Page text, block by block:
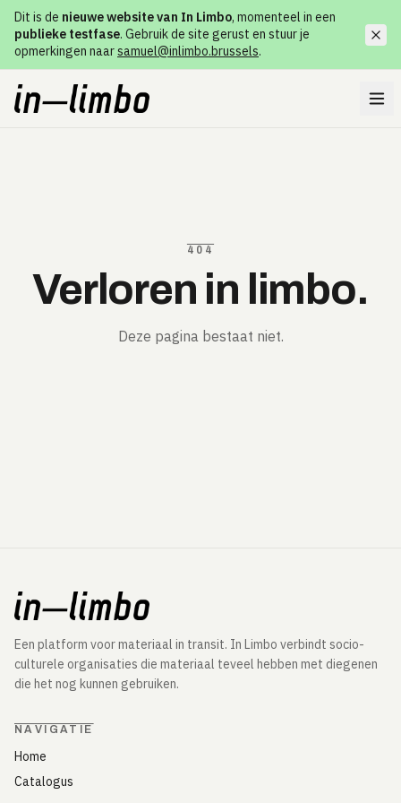
Dit is de nieuwe website van In Limbo, momenteel in een
publieke testfase. Gebruik de site gerust en stuur je
opmerkingen naarsamuel@inlimbo.brussels.
404
Verloren in limbo.
Deze pagina bestaat niet.
Een platform voor materiaal in transit. In Limbo verbindt socio-
culturele organisaties die materiaal teveel hebben met diegenen
die het nog kunnen gebruiken.
NAVIGATIE
Home
Catalogus